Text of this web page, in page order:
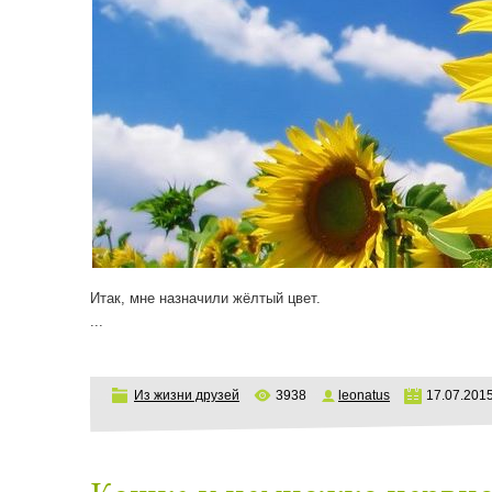
Итак, мне назначили жёлтый цвет.
...
Из жизни друзей 3938 leonatus